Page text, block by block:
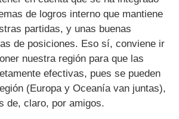
de logros interno que mantiene
partidas, y unas buenas
de posiciones. Eso sí, conviene ir
nuestra región para que las
efectivas, pues se pueden
(Europa y Oceanía van juntas),
de, claro, por amigos.